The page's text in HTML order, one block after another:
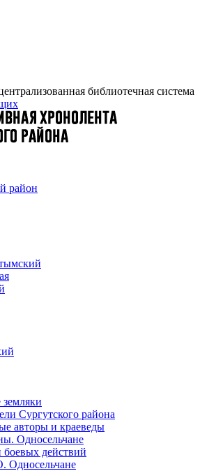
библиотечная система
район
Сургутского района
авторы и краеведы
Односельчане
боевых действий
Односельчане